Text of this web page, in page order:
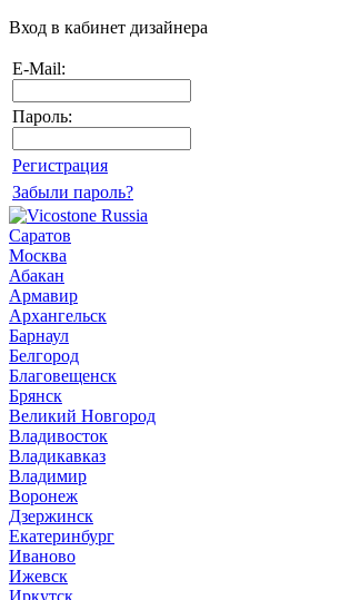
Вход в кабинет дизайнера
E-Mail:
Пароль:
Регистрация
Забыли пароль?
Саратов
Москва
Абакан
Армавир
Архангельск
Барнаул
Белгород
Благовещенск
Брянск
Великий Новгород
Владивосток
Владикавказ
Владимир
Воронеж
Дзержинск
Екатеринбург
Иваново
Ижевск
Иркутск